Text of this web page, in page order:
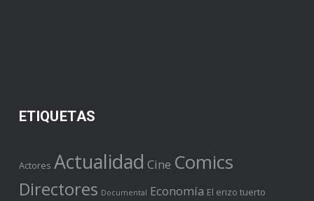
ETIQUETAS
Actores Actualidad Cine Comics
Directores Documental Economía El erizo tuerto